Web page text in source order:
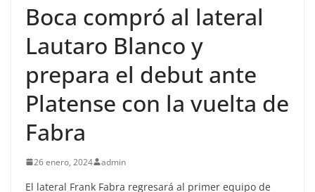
Boca compró al lateral
Lautaro Blanco y
prepara el debut ante
Platense con la vuelta de
Fabra
26 enero, 2024 admin
El lateral Frank Fabra regresará al primer equipo de